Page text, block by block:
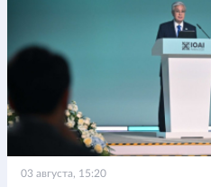
03 августа, 15:20